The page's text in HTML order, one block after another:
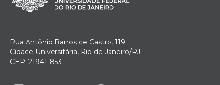
Rua Antônio Barros de Castro, 119
Cidade Universitária, Rio de Janeiro/RJ
CEP: 21941-853